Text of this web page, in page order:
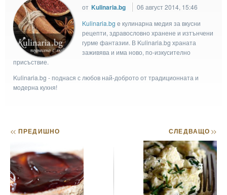
от Kulinaria.bg
06 август 2014, 15:46
Kulinaria.bg e кулинарна медия за вкусни
рецепти, здравословно хранене и изтънчени
гурме фантазии. В Kulinaria.bg храната
заживява и има ново, по-изкусително
присъствие.
Kulinaria.bg - поднася с любов най-доброто от традиционната и
модерна кухня!
<< ПРЕДИШНО СЛЕДВАЩО>>